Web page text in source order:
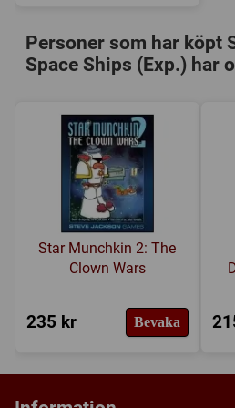
Personer som har köpt
Space Ships (Exp.) har
Star Munchkin 2: The
Clown Wars
235 kr Bevaka